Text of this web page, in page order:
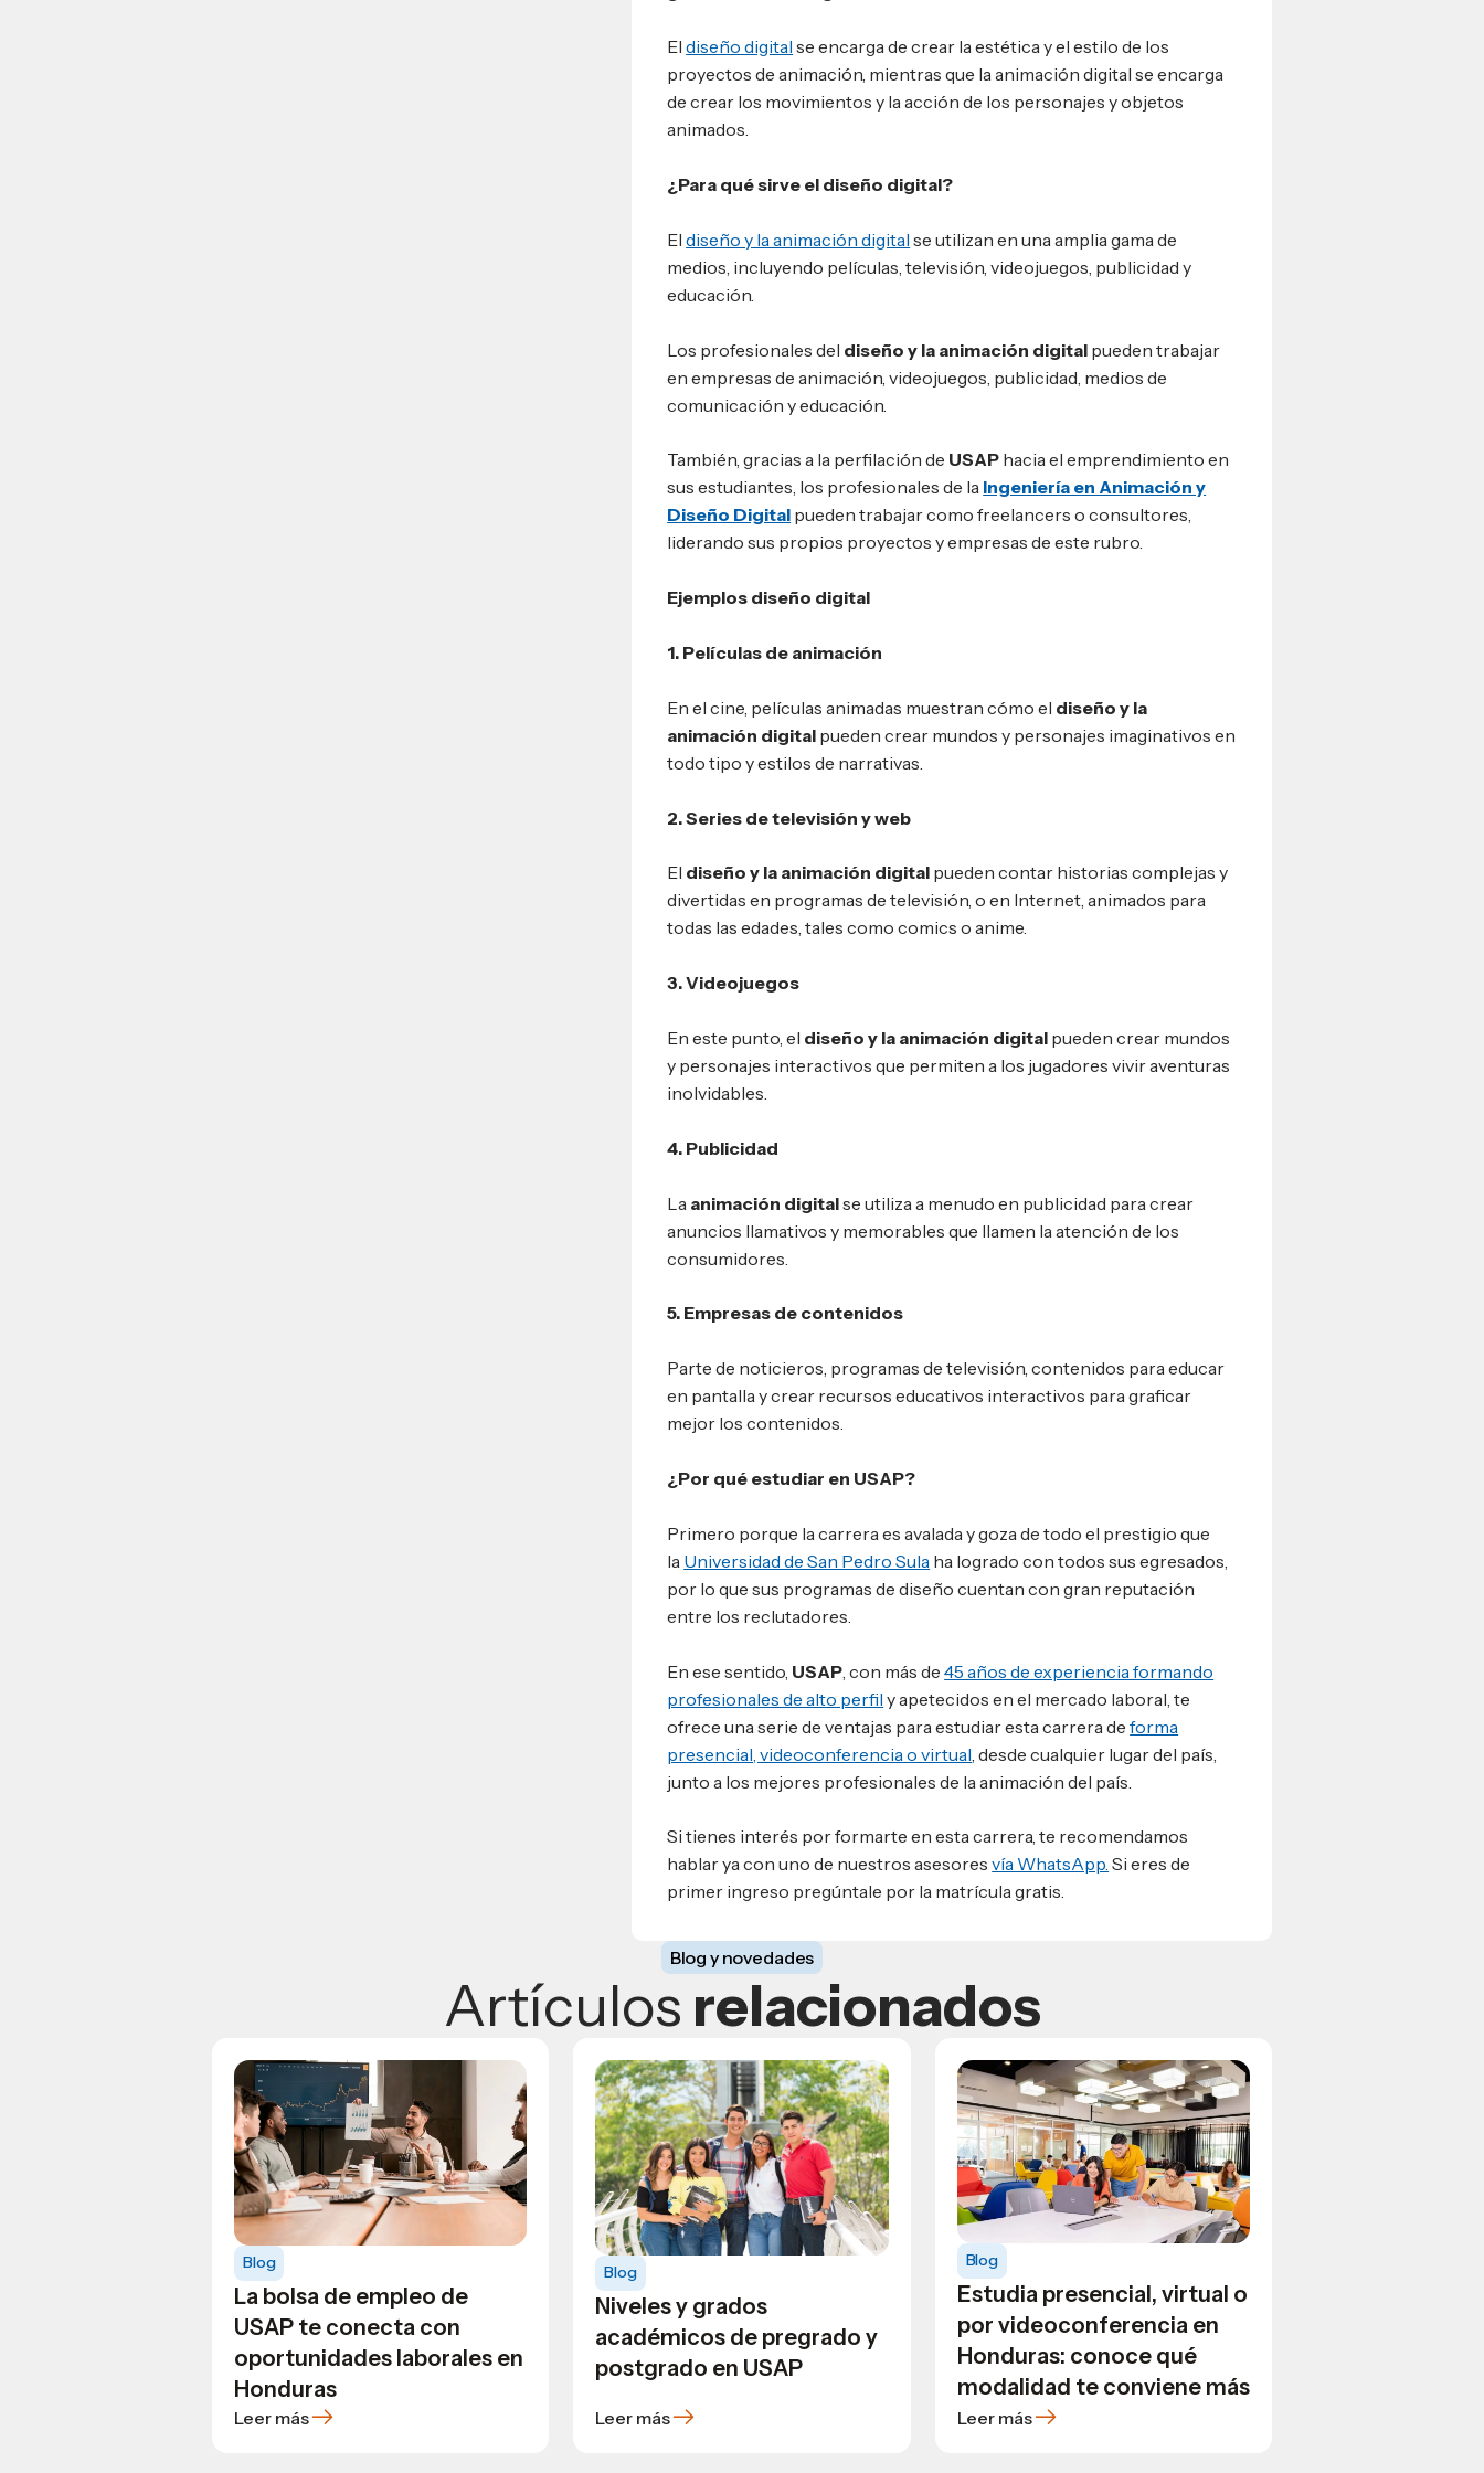
Eldiseño digital se encarga de crear la estética y el estilo de los
proyectos de animación, mientras que la animación digital se encarga
de crear los movimientos y la acción de los personajes y objetos
animados.
¿Para qué sirve el diseño digital?
Eldiseño y la animación digital se utilizan en una amplia gama de
medios, incluyendo películas, televisión, videojuegos, publicidad y
educación.
Los profesionales del diseño y la animación digital pueden trabajar
en empresas de animación, videojuegos, publicidad, medios de
comunicación y educación.
También, gracias a la perfilación de USAP hacia el emprendimiento en
sus estudiantes, los profesionales de la Ingeniería en Animación y
Diseño Digital pueden trabajar como freelancers o consultores,
liderando sus propios proyectos y empresas de este rubro.
Ejemplos diseño digital
1. Películas de animación
En el cine, películas animadas muestran cómo el diseño y la
animación digital pueden crear mundos y personajes imaginativos en
todo tipo y estilos de narrativas.
2. Series de televisión y web
El diseño y la animación digital pueden contar historias complejas y
divertidas en programas de televisión, o en Internet, animados para
todas las edades, tales como comics o anime.
3. Videojuegos
En este punto, el diseño y la animación digital pueden crear mundos
y personajes interactivos que permiten a los jugadores vivir aventuras
inolvidables.
4. Publicidad
La animación digitalse utiliza a menudo en publicidad para crear
anuncios llamativos y memorables que llamen la atención de los
consumidores.
5. Empresas de contenidos
Parte de noticieros, programas de televisión, contenidos para educar
en pantalla y crear recursos educativos interactivos para graficar
mejor los contenidos.
¿Por qué estudiar en USAP?
Primero porque la carrera es avalada y goza de todo el prestigio que
la Universidad de San Pedro Sula ha logrado con todos sus egresados,
por lo que sus programas de diseño cuentan con gran reputación
entre los reclutadores.
En ese sentido, USAP , con más de45 años de experiencia formando
profesionales de alto perfil y apetecidos en el mercado laboral, te
ofrece una serie de ventajas para estudiar esta carrera deforma
presencial, videoconferencia o virtual , desde cualquier lugar del país,
junto a los mejores profesionales de la animación del país.
Si tienes interés por formarte en esta carrera, te recomendamos
hablar ya con uno de nuestros asesoresvía WhatsApp. Si eres de
primer ingreso pregúntale por la matrícula gratis.
Blog y novedades
Artículos relacionados
Blog
La bolsa de empleo de
USAP te conecta con
oportunidades laborales en
Honduras
Leer más
Blog
Niveles y grados
académicos de pregrado y
postgrado en USAP
Leer más
Blog
Estudia presencial, virtual o
por videoconferencia en
Honduras: conoce qué
modalidad te conviene más
Leer más